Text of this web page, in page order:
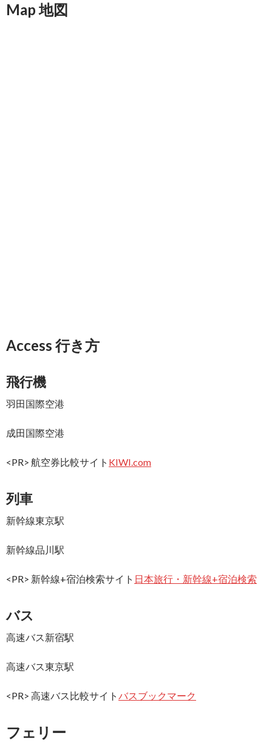
Map 地図
Access 行き方
飛行機
羽田国際空港
成田国際空港
<PR> 航空券比較サイト KIWI.com
列車
新幹線東京駅
新幹線品川駅
<PR> 新幹線+宿泊検索サイト 日本旅行・新幹線+宿泊検索
バス
高速バス新宿駅
高速バス東京駅
<PR> 高速バス比較サイト バスブックマーク
フェリー